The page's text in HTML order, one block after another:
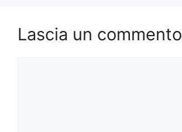
Lascia un commento